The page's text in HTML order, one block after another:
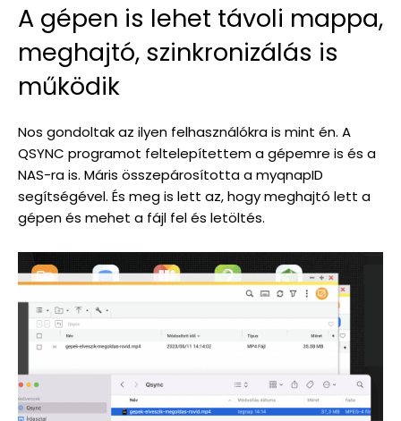
A gépen is lehet távoli mappa,
meghajtó, szinkronizálás is
működik
Nos gondoltak az ilyen felhasználókra is mint én. A
QSYNC programot feltelepítettem a gépemre is és a
NAS-ra is. Máris összepárosította a myqnapID
segítségével. És meg is lett az, hogy meghajtó lett a
gépen és mehet a fájl fel és letöltés.